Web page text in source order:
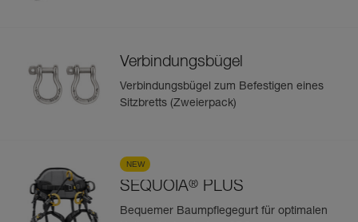
Verbindungsbügel
Verbindungsbügel zum Befestigen eines
Sitzbretts (Zweierpack)
NEW
SEQUOIA® PLUS
Bequemer Baumpflegegurt für optimalen